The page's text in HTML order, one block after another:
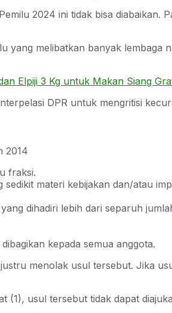
2024 ini tidak bisa diabaikan.
melibatkan banyak lembaga
Elpiji 3 Kg untuk Makan Siang
DPR untuk mengritisi
2014
fraksi.
materi kebijakan dan/atau
dihadiri lebih dari separuh
kepada semua anggota.
menolak usul tersebut. Jika
usul tersebut tidak dapat